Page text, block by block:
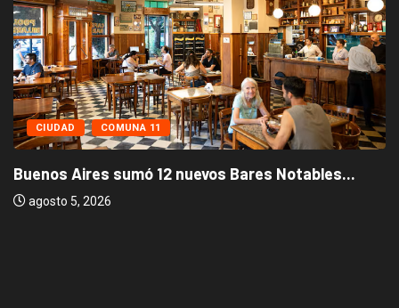
CIUDAD COMUNA 11
Buenos Aires sumó 12 nuevos Bares Notables...
agosto 5, 2026